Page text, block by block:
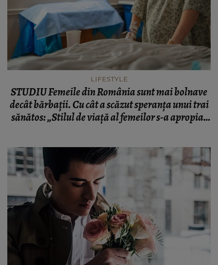
LIFESTYLE
STUDIU Femeile din România sunt mai bolnave
decât bărbații. Cu cât a scăzut speranța unui trai
sănătos: „Stilul de viață al femeilor s-a apropiat